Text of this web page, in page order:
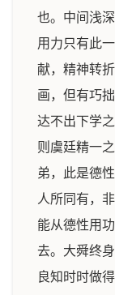
也。中间浅
用力只有此
献，精神转
画，但有巧
达不出下学
则虞廷精一
弟，此是德
人所同有，
能从德性用
去。大舜终
良知时时做